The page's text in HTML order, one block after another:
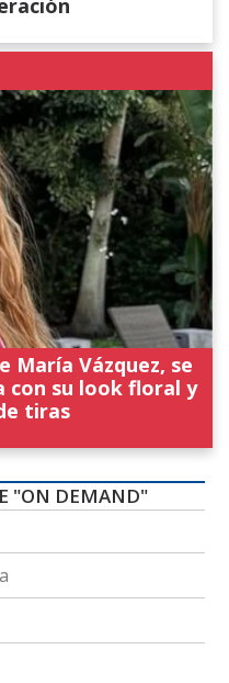
María Vázquez, se
con su look floral y
tiras
"ON DEMAND"